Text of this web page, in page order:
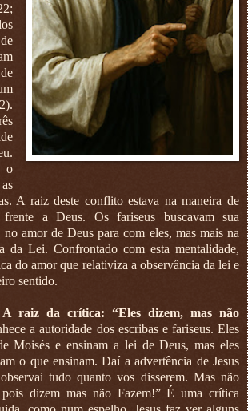
o
A raiz deste conflito estava na maneira de
frente a Deus. Os fariseus buscavam sua
no amor de Deus para com eles, mas mais na
da Lei. Confrontado com esta mentalidade,
do amor que relativiza a observância da lei e
sentido.
raiz da crítica: “Eles dizem, mas não
a autoridade dos escribas e fariseus. Eles
Moisés e ensinam a lei de Deus, mas eles
o que ensinam. Daí a advertência de Jesus
tudo quanto vos disserem. Mas não
pois dizem mas não Fazem!” É uma crítica